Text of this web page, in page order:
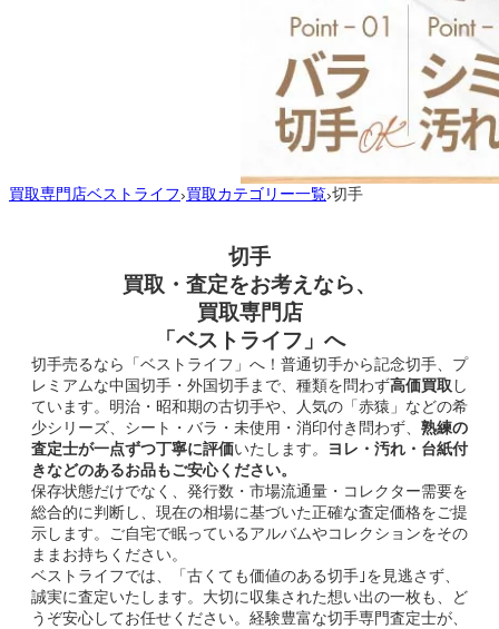
買取専門店ベストライフ›買取カテゴリー一覧›切手
切手
買取・査定をお考えなら、
買取専門店
「ベストライフ」へ
切手売るなら「ベストライフ」へ！普通切手から記念切手、プ
レミアムな中国切手・外国切手まで、種類を問わず高価買取 し
ています。明治・昭和期の古切手や、人気の「赤猿」などの希
少シリーズ、シート・バラ・未使用・消印付き問わず、 熟練の
査定士が一点ずつ丁寧に評価いたします。
ヨレ・汚れ・台紙付
きなどのあるお品もご安心ください。
保存状態だけでなく、発行数・市場流通量・コレクター需要を
総合的に判断し、現在の相場に基づいた正確な査定価格をご提
示します。ご自宅で眠っているアルバムやコレクションをその
ままお持ちください。
ベストライフでは、「古くても価値のある切手｣を見逃さず、
誠実に査定いたします。大切に収集された想い出の一枚も、ど
うぞ安心してお任せください。経験豊富な切手専門査定士が、